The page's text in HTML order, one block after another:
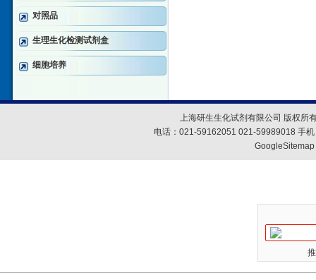
对照品
生理生化检测试剂盒
细胞培养
上海研生生化试剂有限公司 版权所
电话：021-59162051 021-59989018 手
GoogleSitemap